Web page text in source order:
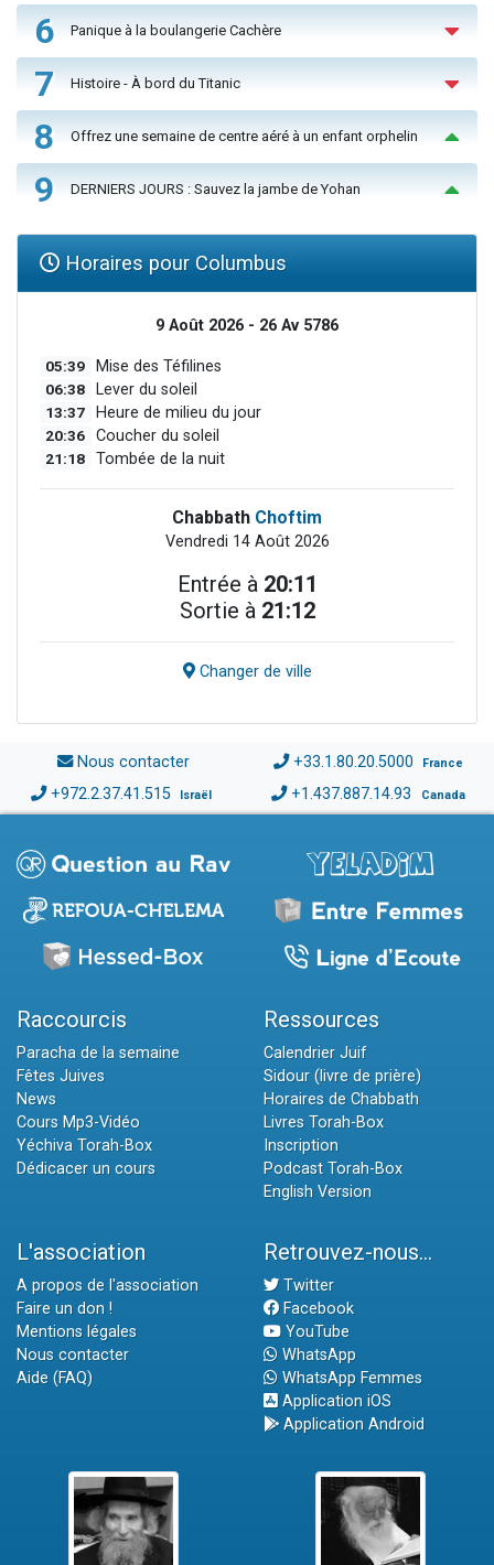
6 Panique à la boulangerie Cachère
7 Histoire - À bord du Titanic
8 Offrez une semaine de centre aéré à un enfant orphelin
9 DERNIERS JOURS : Sauvez la jambe de Yohan
Horaires pour Columbus
9 Août 2026 - 26 Av 5786
05:39 Mise des Téfilines
06:38 Lever du soleil
13:37 Heure de milieu du jour
20:36 Coucher du soleil
21:18 Tombée de la nuit
Chabbath Choftim
Vendredi 14 Août 2026
Entrée à 20:11
Sortie à 21:12
Changer de ville
Nous contacter +33.1.80.20.5000 France
+972.2.37.41.515 Israël +1.437.887.14.93 Canada
Raccourcis
Paracha de la semaine
Fêtes Juives
News
Cours Mp3-Vidéo
Yéchiva Torah-Box
Dédicacer un cours
Ressources
Calendrier Juif
Sidour (livre de prière)
Horaires de Chabbath
Livres Torah-Box
Inscription
Podcast Torah-Box
English Version
L'association
A propos de l'association
Faire un don !
Mentions légales
Nous contacter
Aide (FAQ)
Retrouvez-nous...
Twitter
Facebook
YouTube
WhatsApp
WhatsApp Femmes
Application iOS
Application Android